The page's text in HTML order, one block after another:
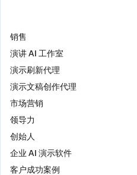
销售
演讲 AI 工作室
演示刷新代理
演示文稿创作代理
市场营销
领导力
创始人
企业 AI 演示软件
客户成功案例